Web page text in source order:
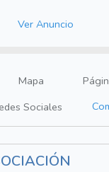
Ver Anuncio
Mapa
Sociales